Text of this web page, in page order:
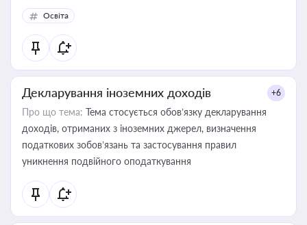
Освіта
Декларування іноземних доходів +6
Про що тема: Тема стосується обов’язку декларування
доходів, отриманих з іноземних джерел, визначення
податкових зобов’язань та застосування правил
уникнення подвійного оподаткування